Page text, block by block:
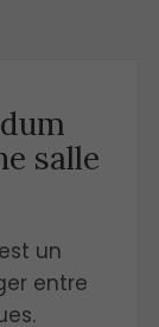
salle
un
entre